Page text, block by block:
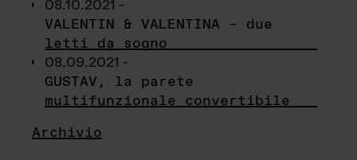
08.10.2021 -
VALENTIN & VALENTINA – due
letti da sogno
08.09.2021 -
GUSTAV, la parete
multifunzionale convertibile
Archivio